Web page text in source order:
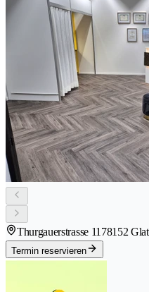
Thurgauerstrasse 1178152
Termin reservieren